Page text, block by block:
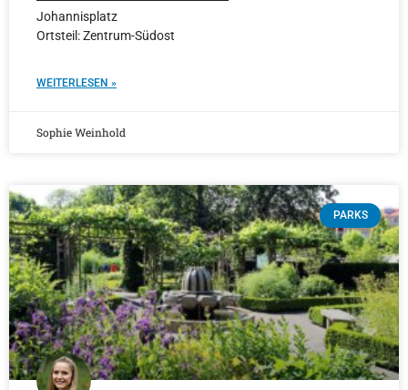
Johannisplatz
Ortsteil: Zentrum-Südost
WEITERLESEN »
Sophie Weinhold
PARKS